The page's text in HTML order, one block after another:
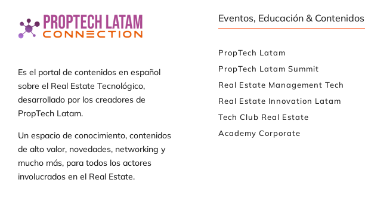
Es el portal de contenidos en español
sobre el Real Estate Tecnológico,
desarrollado por los creadores de
PropTech Latam.
Un espacio de conocimiento, contenidos
de alto valor, novedades, networking y
mucho más, para todos los actores
involucrados en el Real Estate.
Eventos, Educación & Contenidos
PropTech Latam
PropTech Latam Summit
Real Estate Management Tech
Real Estate Innovation Latam
Tech Club Real Estate
Academy Corporate